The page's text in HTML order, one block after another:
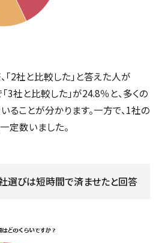
2社と比較した」と答えた人が
3社と比較した」が24.8％と、多くの
ることが分かります。一方で、1社の
定数いました。
選びは短時間で済ませたと回答